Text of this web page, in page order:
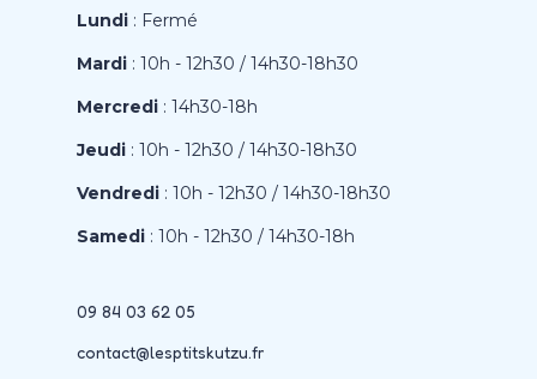
Lundi : Fermé
Mardi : 10h - 12h30 / 14h30-18h30
Mercredi : 14h30-18h
Jeudi : 10h - 12h30 / 14h30-18h30
Vendredi : 10h - 12h30 / 14h30-18h30
Samedi : 10h - 12h30 / 14h30-18h
09 84 03 62 05
contact@lesptitskutzu.fr